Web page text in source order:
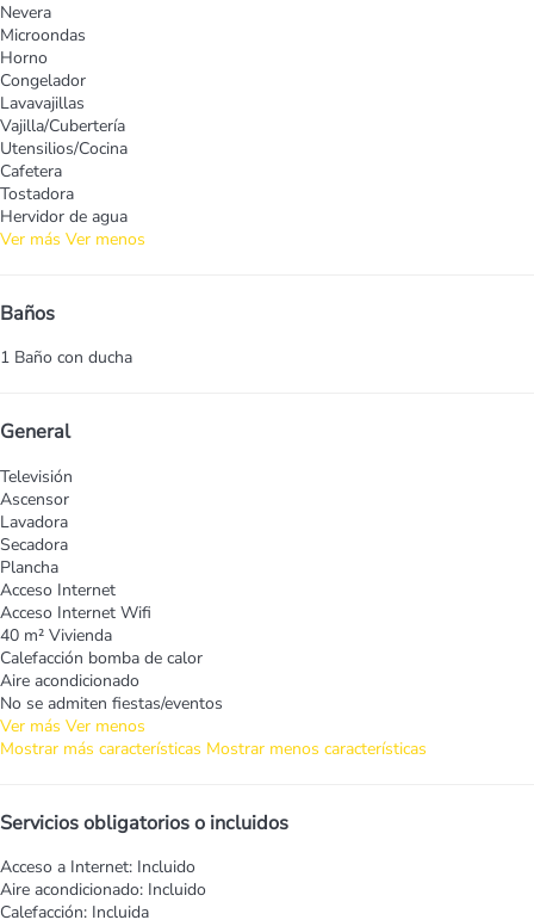
Nevera
Microondas
Horno
Congelador
Lavavajillas
Vajilla/Cubertería
Utensilios/Cocina
Cafetera
Tostadora
Hervidor de agua
Ver más Ver menos
Baños
1 Baño con ducha
General
Televisión
Ascensor
Lavadora
Secadora
Plancha
Acceso Internet
Acceso Internet Wifi
40 m² Vivienda
Calefacción bomba de calor
Aire acondicionado
No se admiten fiestas/eventos
Ver más Ver menos
Mostrar más características Mostrar menos características
Servicios obligatorios o incluidos
Acceso a Internet: Incluido
Aire acondicionado: Incluido
Calefacción: Incluida